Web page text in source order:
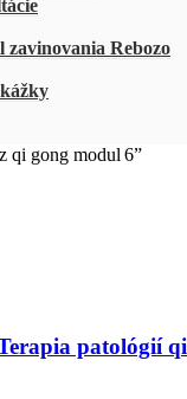
Rebozo
qi gong modul 6”
patológií qi